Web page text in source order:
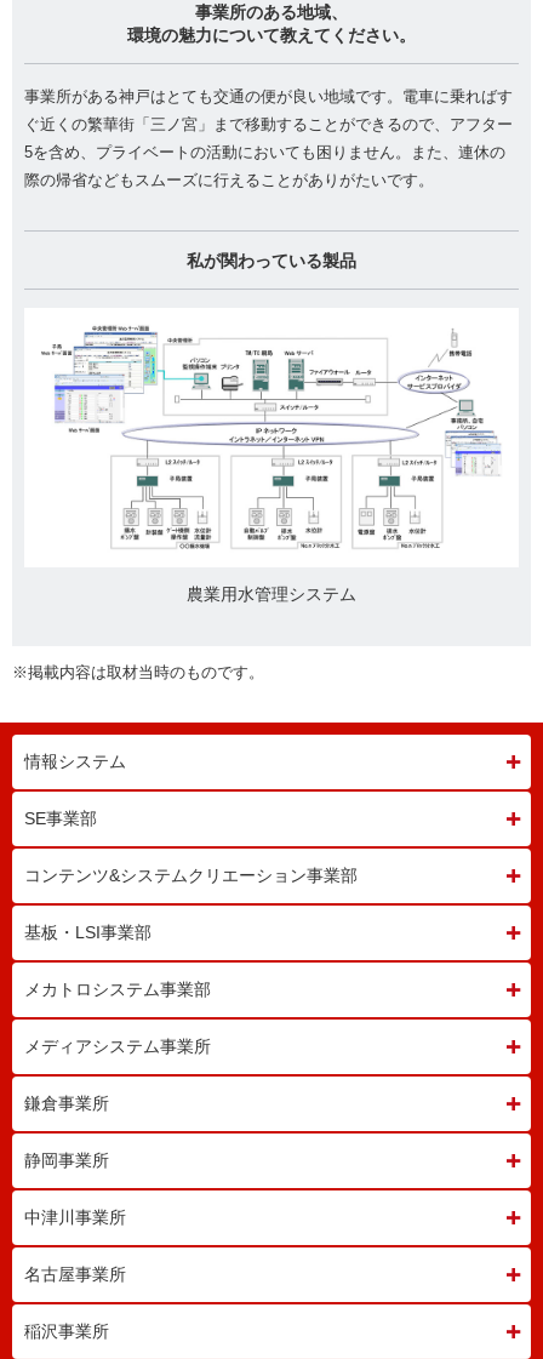
事業所のある地域、
環境の魅力について教えてください。
事業所がある神戸はとても交通の便が良い地域です。電車に乗ればす
ぐ近くの繁華街「三ノ宮」まで移動することができるので、アフター
5を含め、プライベートの活動においても困りません。また、連休の
際の帰省などもスムーズに行えることがありがたいです。
私が関わっている製品
農業用水管理システム
※掲載内容は取材当時のものです。
情報システム
SE事業部
コンテンツ&システムクリエーション事業部
基板・LSI事業部
メカトロシステム事業部
メディアシステム事業所
鎌倉事業所
静岡事業所
中津川事業所
名古屋事業所
稲沢事業所